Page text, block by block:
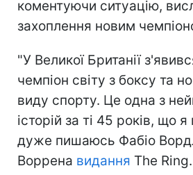
коментуючи ситуацію,
захоплення новим
"У Великої Британії
чемпіон світу з боксу та
виду спорту. Це одна з
історій за ті 45 років, що
дуже пишаюсь Фабіо
Воррена видання The Ring.